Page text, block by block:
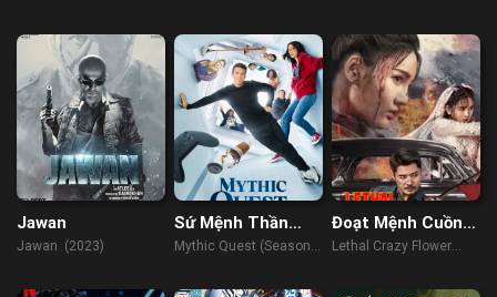
Jawan
Jawan (2023)
Sứ Mệnh Thần
Thoại (Phần 2)
Mythic Quest (Season
Đoạt Mệnh Cuồng
Hoa
Lethal Crazy Flower